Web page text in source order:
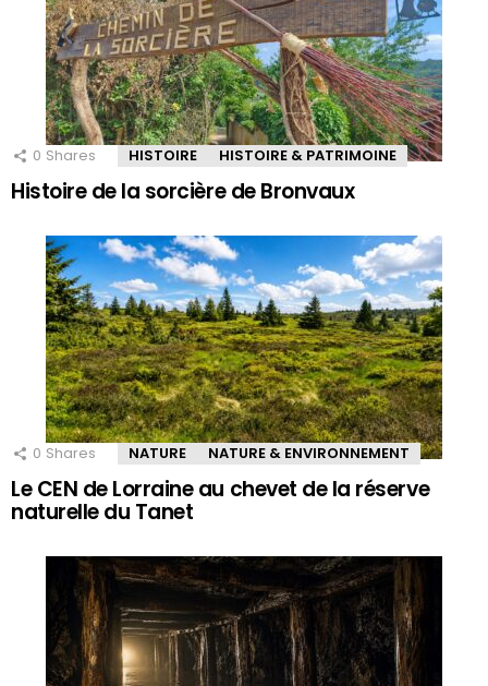
0 Shares HISTOIRE HISTOIRE & PATRIMOINE
Histoire de la sorcière de Bronvaux
0 Shares NATURE NATURE & ENVIRONNEMENT
Le CEN de Lorraine au chevet de la réserve
naturelle du Tanet